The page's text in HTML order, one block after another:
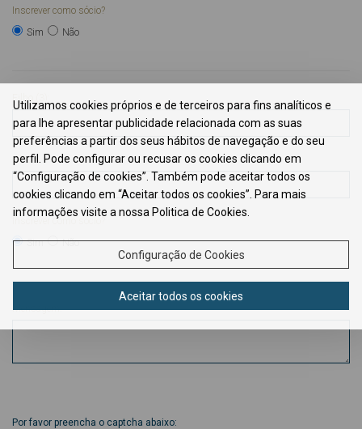
Inscrever como sócio?
Sim
Não
HPC
Inscrever como sócio?
Sim
Não
Mensagem:
Por favor preencha o captcha abaixo:
Utilizamos cookies próprios e de terceiros para fins analíticos e
para lhe apresentar publicidade relacionada com as suas
preferências a partir dos seus hábitos de navegação e do seu
perfil. Pode configurar ou recusar os cookies clicando em
“Configuração de cookies”. Também pode aceitar todos os
cookies clicando em “Aceitar todos os cookies”. Para mais
informações visite a nossa Politica de Cookies.
Configuração de Cookies
Aceitar todos os cookies